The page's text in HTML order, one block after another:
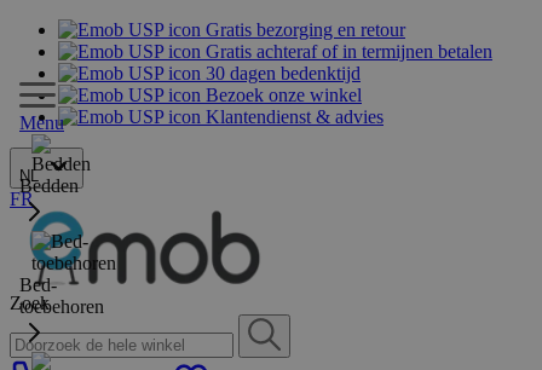
Gratis bezorging en retour
Gratis achteraf of in termijnen betalen
30 dagen bedenktijd
Bezoek onze winkel
Klantendienst & advies
NL
FR
Zoek
Menu
Bedden
Bed-
toebehoren